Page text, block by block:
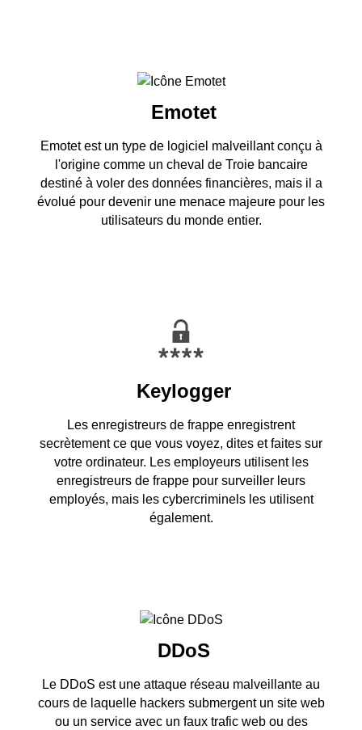
Emotet
Emotet est un type de logiciel malveillant conçu à
l'origine comme un cheval de Troie bancaire
destiné à voler des données financières, mais il a
évolué pour devenir une menace majeure pour les
utilisateurs du monde entier.
Keylogger
Les enregistreurs de frappe enregistrent
secrètement ce que vous voyez, dites et faites sur
votre ordinateur. Les employeurs utilisent les
enregistreurs de frappe pour surveiller leurs
employés, mais les cybercriminels les utilisent
également.
DDoS
Le DDoS est une attaque réseau malveillante au
cours de laquelle hackers submergent un site web
ou un service avec un faux trafic web ou des